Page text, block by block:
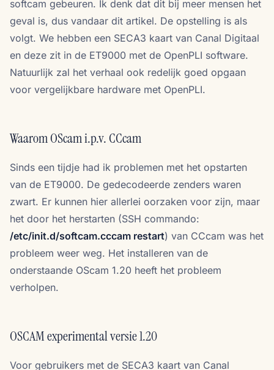
softcam gebeuren. Ik denk dat dit bij meer mensen het
geval is, dus vandaar dit artikel. De opstelling is als
volgt. We hebben een SECA3 kaart van Canal Digitaal
en deze zit in de ET9000 met de OpenPLI software.
Natuurlijk zal het verhaal ook redelijk goed opgaan
voor vergelijkbare hardware met OpenPLI.
Waarom OScam i.p.v. CCcam
Sinds een tijdje had ik problemen met het opstarten
van de ET9000. De gedecodeerde zenders waren
zwart. Er kunnen hier allerlei oorzaken voor zijn, maar
het door het herstarten (SSH commando:
/etc/init.d/softcam.cccam restart) van CCcam was het
probleem weer weg. Het installeren van de
onderstaande OScam 1.20 heeft het probleem
verholpen.
OSCAM experimental versie 1.20
Voor gebruikers met de SECA3 kaart van Canal